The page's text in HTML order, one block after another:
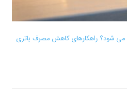
می شود؟ راهکارهای کاهش مصرف باتری